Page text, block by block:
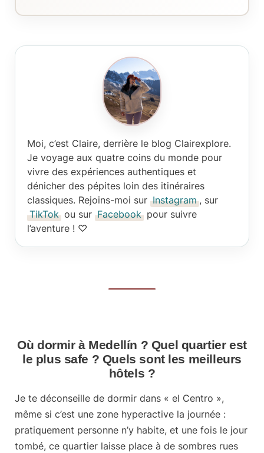
Moi, c’est Claire, derrière le blog Clairexplore.
Je voyage aux quatre coins du monde pour
vivre des expériences authentiques et
dénicher des pépites loin des itinéraires
classiques. Rejoins-moi sur Instagram , sur
TikTok ou sur Facebook pour suivre
l’aventure ! ♡
Où dormir à Medellín ? Quel quartier est
le plus safe ? Quels sont les meilleurs
hôtels ?
Je te déconseille de dormir dans « el Centro »,
même si c’est une zone hyperactive la journée :
pratiquement personne n’y habite, et une fois le jour
tombé, ce quartier laisse place à de sombres rues